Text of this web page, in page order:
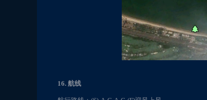
16. 航线